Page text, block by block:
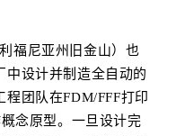
福尼亚州旧金山）也
中设计并制造全自动的
团队在FDM/FFF打印
念原型。一旦设计完